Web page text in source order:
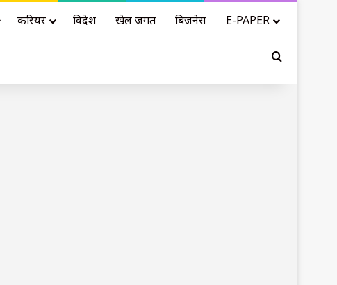
करियर विदेश खेल जगत बिजनेस E-PAPER
Search for